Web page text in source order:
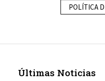
POLÍTICA
Últimas Noticias